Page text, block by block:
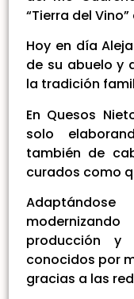
“Tierra del
Hoy en día
de su abuelo y
la tradición
En Quesos
solo
también de
curados como
producción y
conocidos por
gracias a las